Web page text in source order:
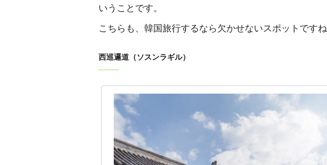
いうことです。
こちらも、韓国旅行するなら欠かせないスポットですね
西巡邏道（ソスンラギル）